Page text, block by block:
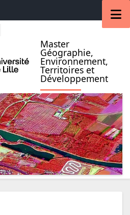
Master
Géographie,
Environnement,
Territoires et
Développement